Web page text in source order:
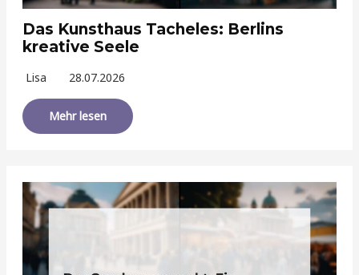
Das Kunsthaus Tacheles: Berlins
kreative Seele
Lisa 28.07.2026
Mehr lesen